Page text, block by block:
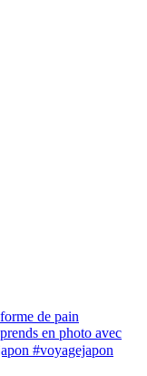
de pain
en photo avec
#voyagejapon